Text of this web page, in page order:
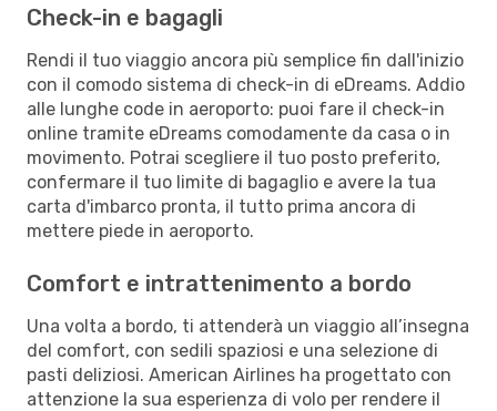
Check-in e bagagli
Rendi il tuo viaggio ancora più semplice fin dall'inizio
con il comodo sistema di check-in di eDreams. Addio
alle lunghe code in aeroporto: puoi fare il check-in
online tramite eDreams comodamente da casa o in
movimento. Potrai scegliere il tuo posto preferito,
confermare il tuo limite di bagaglio e avere la tua
carta d'imbarco pronta, il tutto prima ancora di
mettere piede in aeroporto.
Comfort e intrattenimento a bordo
Una volta a bordo, ti attenderà un viaggio all’insegna
del comfort, con sedili spaziosi e una selezione di
pasti deliziosi. American Airlines ha progettato con
attenzione la sua esperienza di volo per rendere il